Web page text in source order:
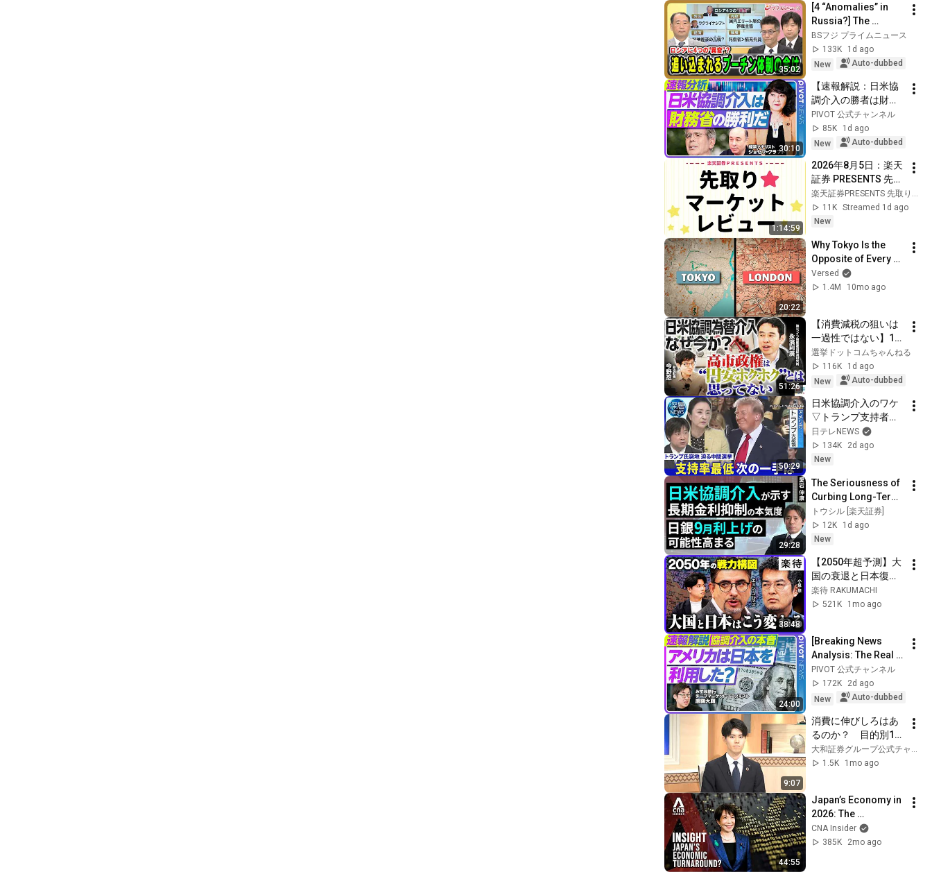
35:02
[4 “Anomalies” in
Russia?] The
Current State of the
Cornered Putin
Regime: Taisuke
BSフジ プライムニュース
133K
1d ago
New
Auto-dubbed
30:10
【速報解説：日米協
調介入の勝者は財務
省だ】ベッセント財
務長官の思惑／財務
省の調整力／官邸と
ンス／円安は止まる
のか？／日銀は金利
を上げるのか？／高
市政権の行方
PIVOT 公式チャンネル
85K
1d ago
New
Auto-dubbed
1:14:59
2026年8月5日：楽天
証券 PRESENTS 先取
りマーケットレビュ
ー
楽天証券PRESENTS 先取りマーケットレビュー
11K Streamed 1d ago
New
20:22
Why Tokyo Is the
Opposite of Every
Major City
Versed
1.4M
10mo ago
51:26
【消費減税の狙いは
一過性ではない】15
年ぶり日米協調介入
で裏取引も！？／日
本のメディアだけ見
／演出された“円買い
メモ”の意図【永濱利
廣×今野忍】｜選挙ド
ットコムちゃんねる
選挙ドットコムちゃんねる
116K
1d ago
New
Auto-dubbed
50:29
日米協調介入のワケ
▽トランプ支持者に
変化は▽トランプ
氏“選挙ルール変
更”求める【深層
日テレNEWS
134K
2d ago
New
29:28
The Seriousness of
Curbing Long-Term
Interest Rates
Indicated by US-
Japan Coordinated
トウシル [楽天証券]
12K
1d ago
New
38:48
【2050年超予測】大
国の衰退と日本復活
シナリオ／米中露の
未来と海洋国家日本
楽待 RAKUMACHI
521K
1mo ago
24:00
[Breaking News
Analysis: The Real
Reason the US
Moved to Stop the
Yen's Decline] The
PIVOT 公式チャンネル
172K
2d ago
New
Auto-dubbed
9:07
消費に伸びしろはあ
るのか？　目的別13
項目から見た個人消
費の実態
1.5K
1mo ago
44:55
Japan’s Economy in
2026: The
Comeback Nobody
Expected? | Insight
CNA Insider
385K
2mo ago